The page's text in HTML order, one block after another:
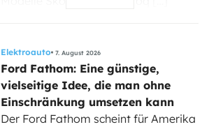
Elektroauto 7. August 2026
Ford Fathom: Eine günstige,
vielseitige Idee, die man ohne
Einschränkung umsetzen kann
Der Ford Fathom scheint für Amerika